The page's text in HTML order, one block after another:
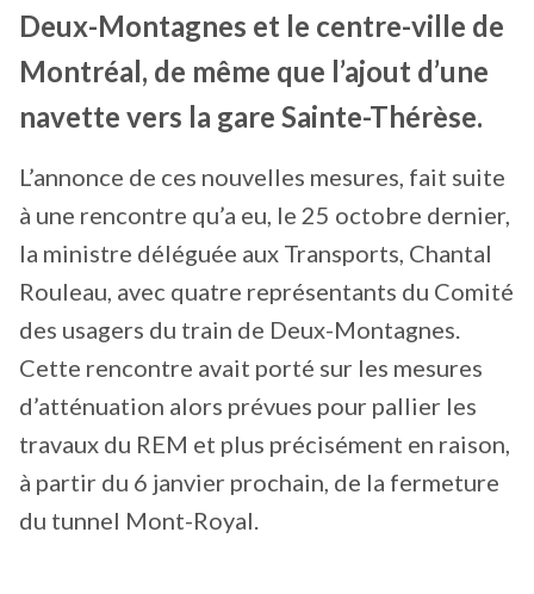
Deux-Montagnes et le centre-ville de
Montréal, de même que l’ajout d’une
navette vers la gare Sainte-Thérèse.
L’annonce de ces nouvelles mesures, fait suite
à une rencontre qu’a eu, le 25 octobre dernier,
la ministre déléguée aux Transports, Chantal
Rouleau, avec quatre représentants du Comité
des usagers du train de Deux-Montagnes.
Cette rencontre avait porté sur les mesures
d’atténuation alors prévues pour pallier les
travaux du REM et plus précisément en raison,
à partir du 6 janvier prochain, de la fermeture
du tunnel Mont-Royal.